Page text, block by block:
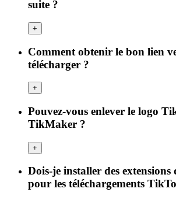
suite ?
+
Comment obtenir le bon lien
télécharger ?
+
Pouvez-vous enlever le logo
TikMaker ?
+
Dois-je installer des
pour les téléchargements